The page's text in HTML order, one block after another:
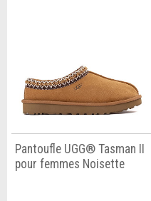
Pantoufle UGG® Tasman II
pour femmes Noisette